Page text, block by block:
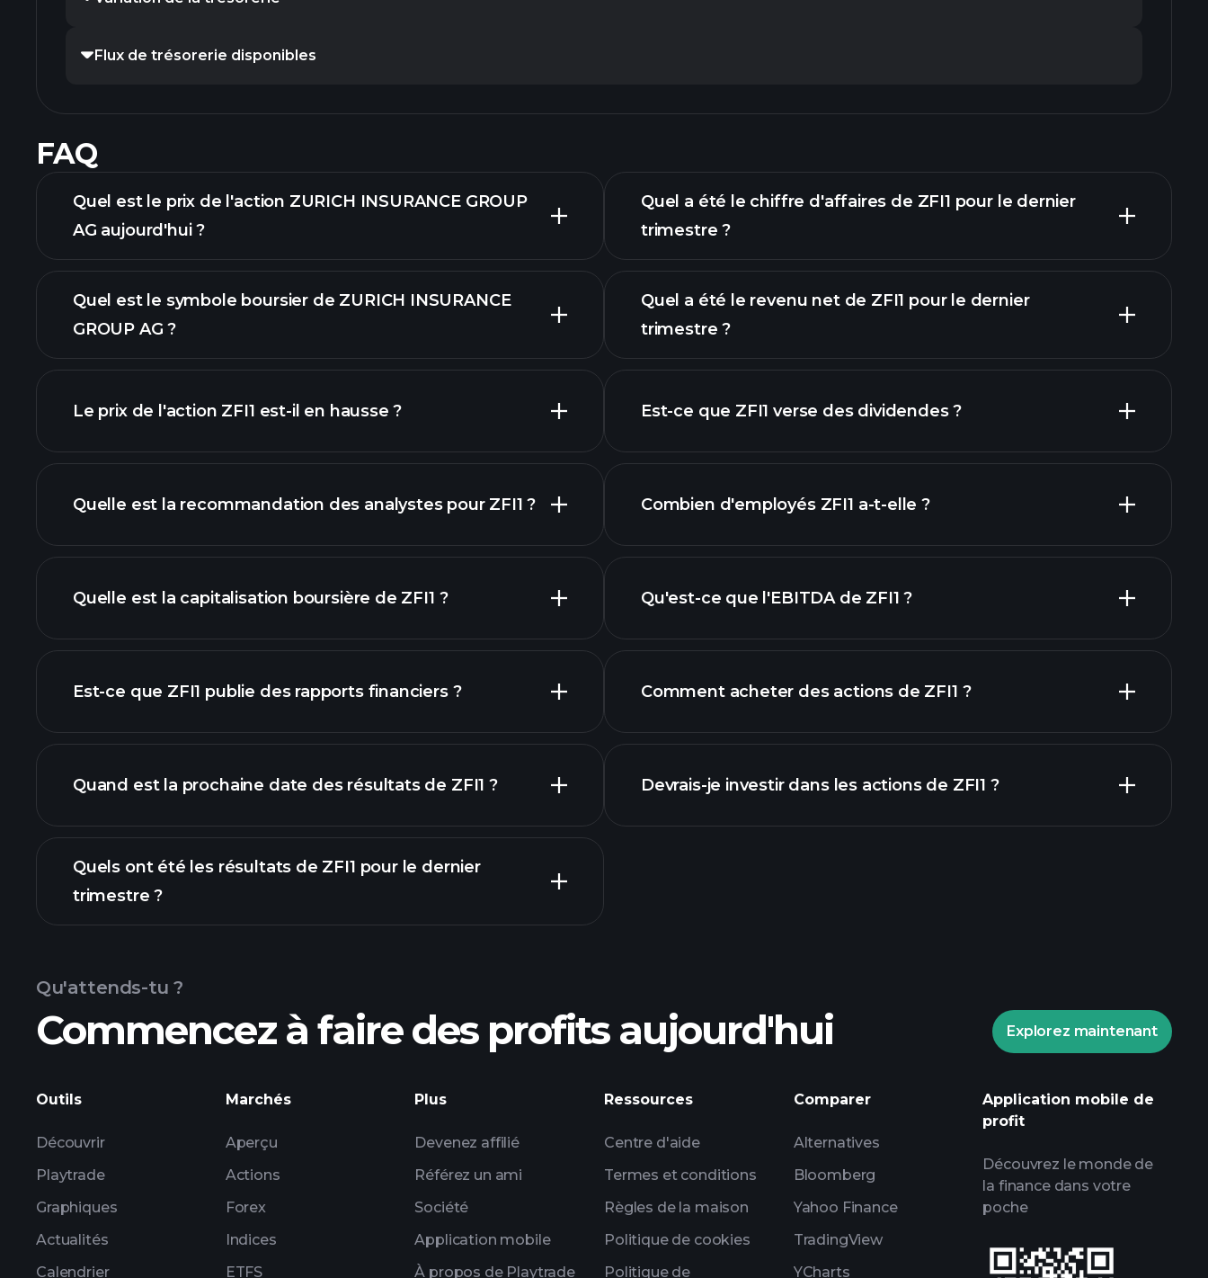
Flux de trésorerie disponibles
FAQ
Quel est le prix de l'action ZURICH INSURANCE GROUP
AG aujourd'hui ?
Quel est le symbole boursier de ZURICH INSURANCE
GROUP AG ?
Le prix de l'action ZFI1 est-il en hausse ?
graphique de ZFI1
Quelle est la recommandation des analystes pour ZFI1 ?
Quelle est la capitalisation boursière de ZFI1 ?
notre liste d'actions
Est-ce que ZFI1 publie des rapports financiers ?
finances de ZFI1
Quand est la prochaine date des résultats de ZFI1 ?
Calendrier des
résultats
Quels ont été les résultats de ZFI1 pour le dernier
trimestre ?
les bénéfices de ZFI1
Quel a été le chiffre d'affaires de ZFI1 pour le dernier
trimestre ?
rapports financiers
Quel a été le revenu net de ZFI1 pour le dernier
trimestre ?
rapports financiers
Est-ce que ZFI1 verse des dividendes ?
Combien d'employés ZFI1 a-t-elle ?
Qu'est-ce que l'EBITDA de ZFI1 ?
rapports
Comment acheter des actions de ZFI1 ?
Devrais-je investir dans les actions de ZFI1 ?
quotidiennes sur le marché alimentées par l'IA
Qu'attends-tu ?
Commencez à faire des profits aujourd'hui Explorez maintenant
Outils
Découvrir
Playtrade
Graphiques
Actualités
Calendrier
Marchés
Aperçu
Actions
Forex
Indices
ETFS
Plus
Devenez affilié
Référez un ami
Société
Application mobile
À propos de Playtrade
Ressources
Centre d'aide
Termes et conditions
Règles de la maison
Politique de cookies
Politique de
Comparer
Alternatives
Bloomberg
Yahoo Finance
TradingView
YCharts
Application mobile de
profit
Découvrez le monde de
la finance dans votre
poche